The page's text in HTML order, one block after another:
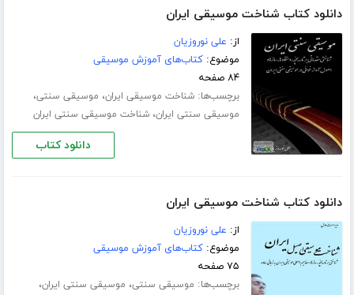
دانلود کتاب شناخت موسیقی ایران
از: علی نوروزیان
موضوع:کتاب‌های آموزش موسیقی
۸۴ صفحه
برچسب‌ها:شناخت موسیقی ایران، موسیقی سنتی،
موسیقی سنتی ایران،شناخت موسیقی سنتی ایران
دانلود کتاب
دانلود کتاب شناخت موسیقی ایران
از: علی نوروزیان
موضوع:کتاب‌های آموزش موسیقی
۷۵ صفحه
برچسب‌ها: موسیقی سنتی، موسیقی سنتی ایران،